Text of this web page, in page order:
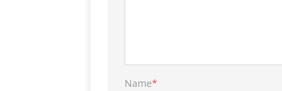
Name*